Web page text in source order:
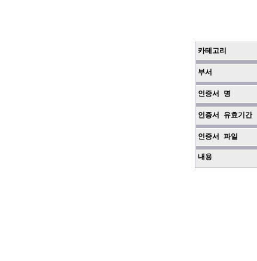
카테고리
부서
인증서 명
인증서 유효기간
인증서 파일
내용